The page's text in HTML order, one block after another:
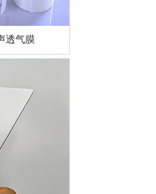
透气膜